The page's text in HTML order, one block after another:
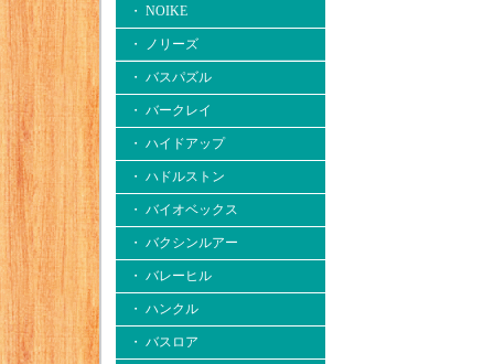
・ NOIKE
・ ノリーズ
・ バスパズル
・ バークレイ
・ ハイドアップ
・ ハドルストン
・ バイオベックス
・ バクシンルアー
・ バレーヒル
・ ハンクル
・ バスロア